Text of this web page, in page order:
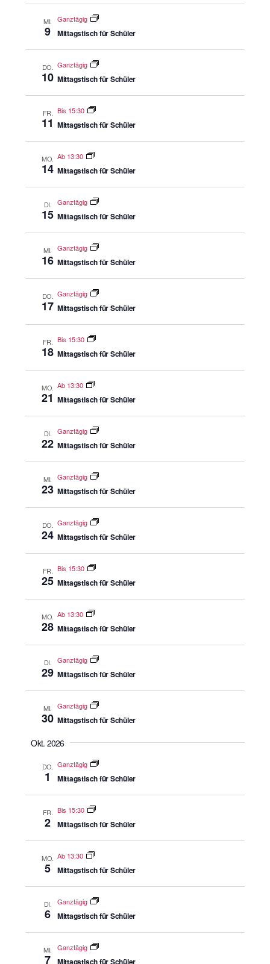
MI.
9
Ganztägig
Mittagstisch für Schüler
DO.
10
Ganztägig
Mittagstisch für Schüler
FR.
11
Bis 15:30
Mittagstisch für Schüler
MO.
14
Ab 13:30
Mittagstisch für Schüler
DI.
15
Ganztägig
Mittagstisch für Schüler
MI.
16
Ganztägig
Mittagstisch für Schüler
DO.
17
Ganztägig
Mittagstisch für Schüler
FR.
18
Bis 15:30
Mittagstisch für Schüler
MO.
21
Ab 13:30
Mittagstisch für Schüler
DI.
22
Ganztägig
Mittagstisch für Schüler
MI.
23
Ganztägig
Mittagstisch für Schüler
DO.
24
Ganztägig
Mittagstisch für Schüler
FR.
25
Bis 15:30
Mittagstisch für Schüler
MO.
28
Ab 13:30
Mittagstisch für Schüler
DI.
29
Ganztägig
Mittagstisch für Schüler
MI.
30
Ganztägig
Mittagstisch für Schüler
Okt. 2026
DO.
1
Ganztägig
Mittagstisch für Schüler
FR.
2
Bis 15:30
Mittagstisch für Schüler
MO.
5
Ab 13:30
Mittagstisch für Schüler
DI.
6
Ganztägig
Mittagstisch für Schüler
MI.
7
Ganztägig
Mittagstisch für Schüler